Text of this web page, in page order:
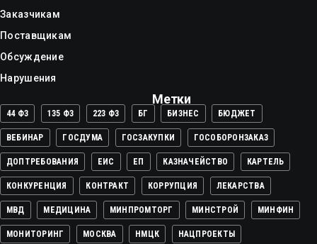
Заказчикам
Поставщикам
Обсуждение
Нарушения
Метки
44 ФЗ 135 ФЗ 223 ФЗ БГ БИЗНЕС БЮДЖЕТ
ВЕБИНАР ГОСДУМА ГОСЗАКУПКИ ГОСОБОРОНЗАКАЗ
ДОПТРЕБОВАНИЯ ЕИС ЕП КАЗНАЧЕЙСТВО КАРТЕЛЬ
КОНКУРЕНЦИЯ КОНТРАКТ КОРРУПЦИЯ ЛЕКАРСТВА
МВД МЕДИЦИНА МИНПРОМТОРГ МИНСТРОЙ МИНФИН
МОНИТОРИНГ МОСКВА НМЦК НАЦПРОЕКТЫ